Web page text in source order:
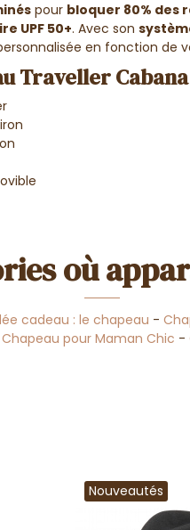
pour bloquer 80% des
UPF 50+. Avec son
en fonction de
Traveller Cabana
où
cadeau : le chapeau -
Chapeau pour Maman Chic -
Nouveautés